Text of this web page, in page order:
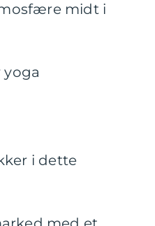
midt i
i dette